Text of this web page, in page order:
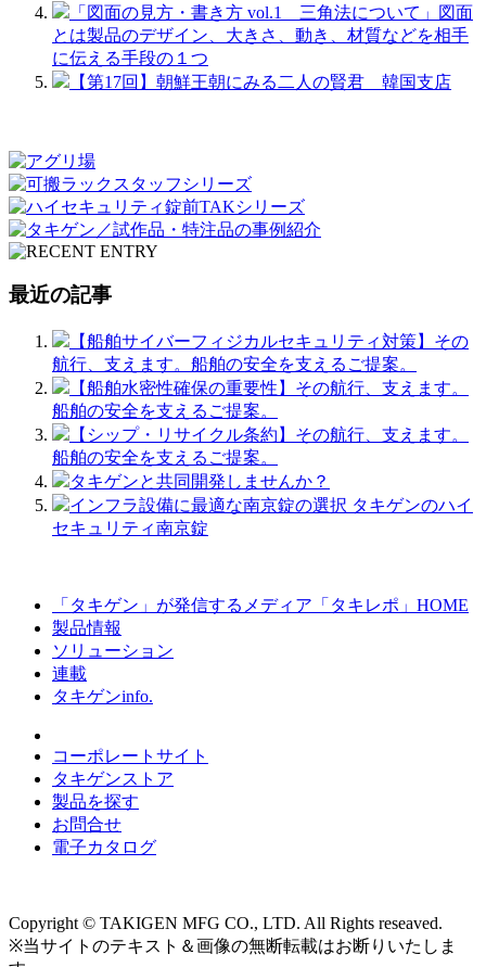
「図面の見方・書き方 vol.1 三角法について」図面
とは製品のデザイン、大きさ、動き、材質などを相手
に伝える手段の１つ
【第17回】朝鮮王朝にみる二人の賢君 韓国支店
最近の記事
【船舶サイバーフィジカルセキュリティ対策】その
航行、支えます。船舶の安全を支えるご提案。
【船舶水密性確保の重要性】その航行、支えます。
船舶の安全を支えるご提案。
【シップ・リサイクル条約】その航行、支えます。
船舶の安全を支えるご提案。
タキゲンと共同開発しませんか？
インフラ設備に最適な南京錠の選択 タキゲンのハイ
セキュリティ南京錠
「タキゲン」が発信するメディア「タキレポ」HOME
製品情報
ソリューション
連載
タキゲンinfo.
コーポレートサイト
タキゲンストア
製品を探す
お問合せ
電子カタログ
Copyright © TAKIGEN MFG CO., LTD. All Rights reseaved.
※当サイトのテキスト＆画像の無断転載はお断りいたしま